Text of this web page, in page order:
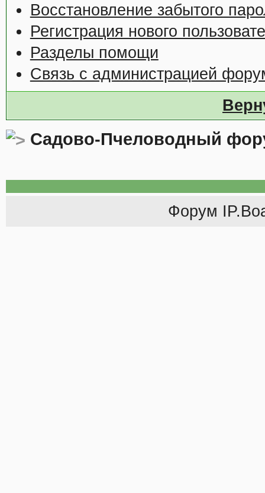
Восстановление забытого
Регистрация нового
Разделы помощи
Связь с администрацией
Садово-Пчеловодный
Форум